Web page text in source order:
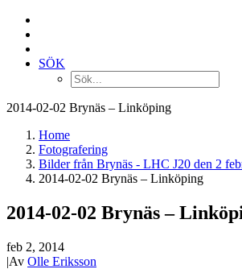
SÖK
2014-02-02 Brynäs – Linköping
Home
Fotografering
Bilder från Brynäs - LHC J20 den 2
2014-02-02 Brynäs – Linköping
2014-02-02 Brynäs –
feb 2, 2014
|Av Olle Eriksson